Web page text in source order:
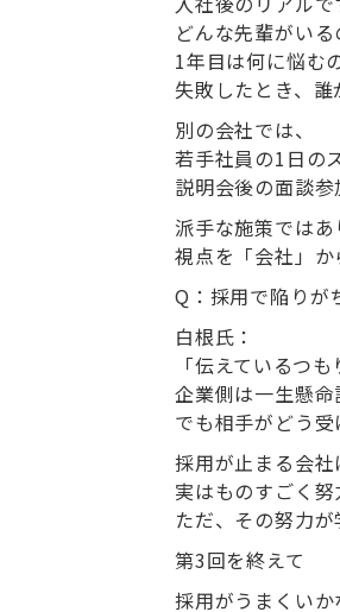
どんな先輩がいる
1年目は何に悩む
失敗したとき、誰
別の会社では、
若手社員の1日の
説明会後の面談参
派手な施策ではあ
視点を「会社」
Q ： 採用で陥りが
白根氏：
「伝えているつ
企業側は一生懸命
でも相手がどう受
採用が止まる会社
実はものすごく努
ただ、その努力が
第3回を終えて
採用がうまくいか